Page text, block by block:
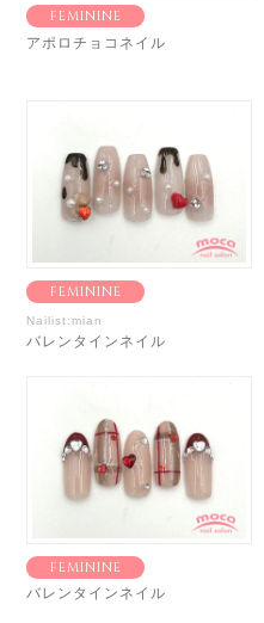
FEMININE
アポロチョコネイル
FEMININE
Nailist:mian
バレンタインネイル
FEMININE
バレンタインネイル